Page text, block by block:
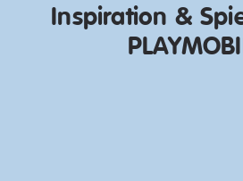
Inspiration &
Jetzt